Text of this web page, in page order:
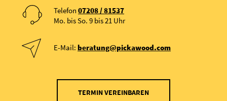
Telefon 07208 / 81537
Mo. bis So. 9 bis 21 Uhr
E-Mail: beratung@pickawood.com
TERMIN VEREINBAREN